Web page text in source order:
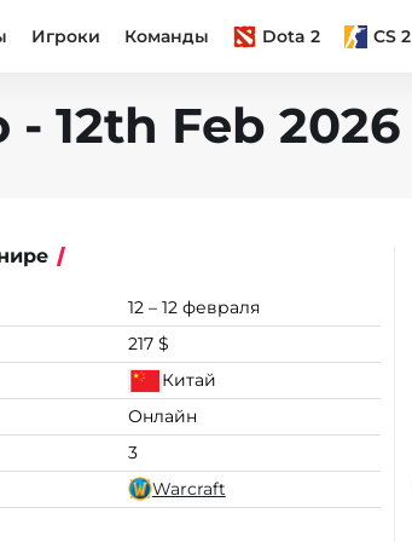
Игроки Команды Dota 2 CS 2
12th Feb 2026
12 – 12 февраля
217 $
Китай
Онлайн
3
Warcraft